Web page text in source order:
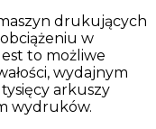
drukujących
w
to możliwe
wydajnym
arkuszy
wydruków.